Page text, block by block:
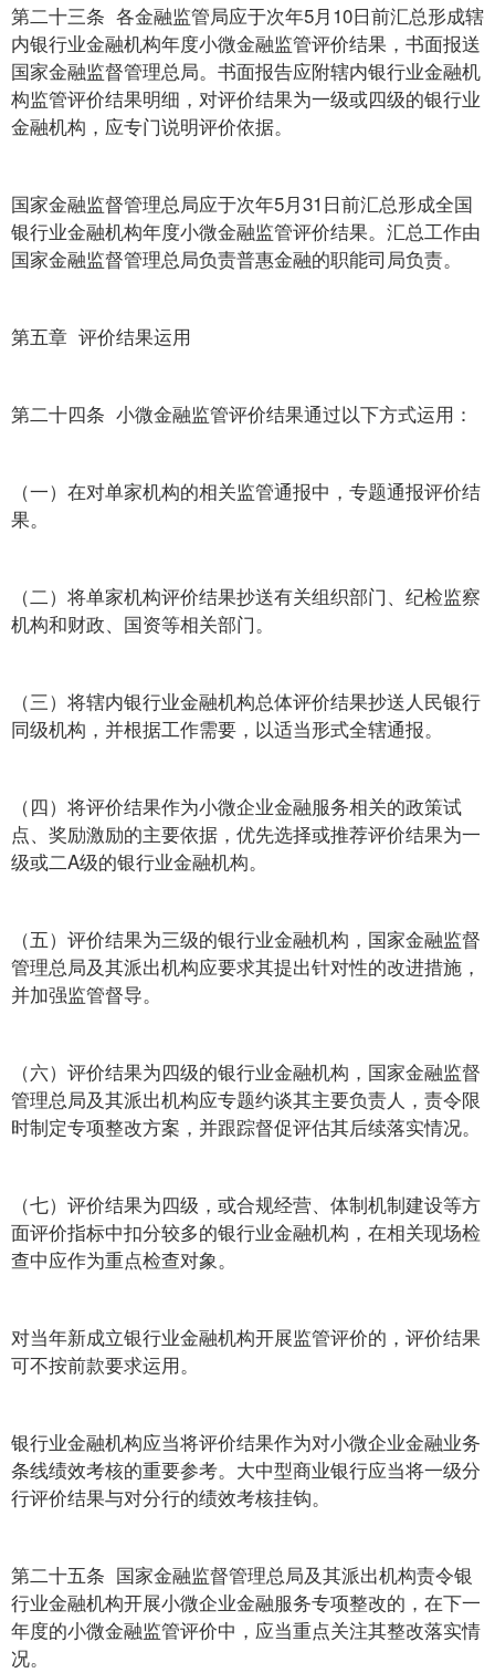
第二十三条 各金融监管局应于次年5月10日前汇总形成辖
内银行业金融机构年度小微金融监管评价结果，书面报送
国家金融监督管理总局。书面报告应附辖内银行业金融机
构监管评价结果明细，对评价结果为一级或四级的银行业
金融机构，应专门说明评价依据。
国家金融监督管理总局应于次年5月31日前汇总形成全国
银行业金融机构年度小微金融监管评价结果。汇总工作由
国家金融监督管理总局负责普惠金融的职能司局负责。
第五章 评价结果运用
第二十四条 小微金融监管评价结果通过以下方式运用：
（一）在对单家机构的相关监管通报中，专题通报评价结
果。
（二）将单家机构评价结果抄送有关组织部门、纪检监察
机构和财政、国资等相关部门。
（三）将辖内银行业金融机构总体评价结果抄送人民银行
同级机构，并根据工作需要，以适当形式全辖通报。
（四）将评价结果作为小微企业金融服务相关的政策试
点、奖励激励的主要依据，优先选择或推荐评价结果为一
级或二A级的银行业金融机构。
（五）评价结果为三级的银行业金融机构，国家金融监督
管理总局及其派出机构应要求其提出针对性的改进措施，
并加强监管督导。
（六）评价结果为四级的银行业金融机构，国家金融监督
管理总局及其派出机构应专题约谈其主要负责人，责令限
时制定专项整改方案，并跟踪督促评估其后续落实情况。
（七）评价结果为四级，或合规经营、体制机制建设等方
面评价指标中扣分较多的银行业金融机构，在相关现场检
查中应作为重点检查对象。
对当年新成立银行业金融机构开展监管评价的，评价结果
可不按前款要求运用。
银行业金融机构应当将评价结果作为对小微企业金融业务
条线绩效考核的重要参考。大中型商业银行应当将一级分
行评价结果与对分行的绩效考核挂钩。
第二十五条 国家金融监督管理总局及其派出机构责令银
行业金融机构开展小微企业金融服务专项整改的，在下一
年度的小微金融监管评价中，应当重点关注其整改落实情
况。